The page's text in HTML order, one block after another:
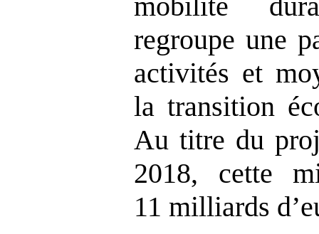
regroupe une
activités et
la transition
Au titre du
2018, cette
11 milliards